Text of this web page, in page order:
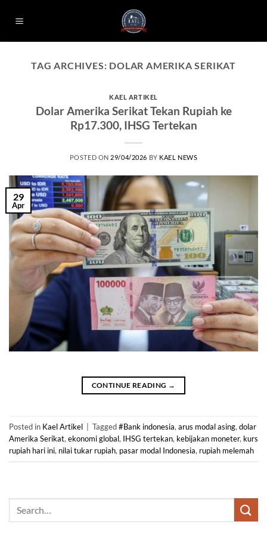
TAG ARCHIVES: DOLAR AMERIKA SERIKAT
KAEL ARTIKEL
Dolar Amerika Serikat Tekan Rupiah ke
Rp17.300, IHSG Tertekan
POSTED ON 29/04/2026 BY KAEL NEWS
29
Apr
CONTINUE READING →
Posted in Kael Artikel Tagged#Bank indonesia, arus modal asing, dolar
Amerika Serikat, ekonomi global, IHSG tertekan, kebijakan moneter, kurs
rupiah hari ini, nilai tukar rupiah, pasar modal Indonesia, rupiah melemah